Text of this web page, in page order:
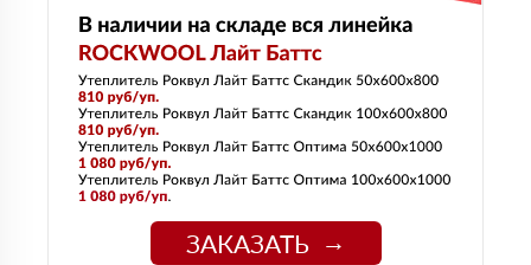
ЗАКАЗАТЬ